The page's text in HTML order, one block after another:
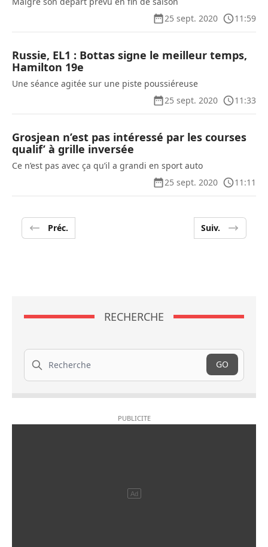
25 sept. 2020
11:59
Russie, EL1 : Bottas signe le meilleur temps,
Hamilton 19e
Une séance agitée sur une piste poussiéreuse
25 sept. 2020
11:33
Grosjean n’est pas intéressé par les courses
qualif’ à grille inversée
Ce n’est pas avec ça qu’il a grandi en sport auto
25 sept. 2020
11:11
Préc. Suiv.
RECHERCHE
Recherche
GO